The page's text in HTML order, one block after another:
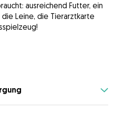
ausreichend Futter, ein
Leine, die Tierarztkarte